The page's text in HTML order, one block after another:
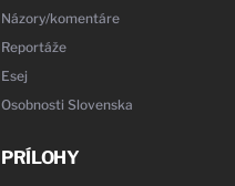
Názory/komentáre
Reportáže
Esej
Osobnosti Slovenska
PRÍLOHY